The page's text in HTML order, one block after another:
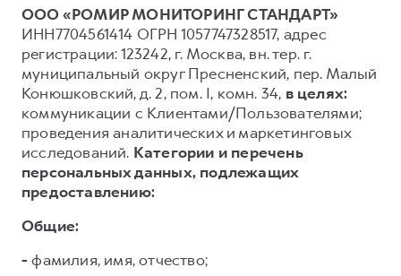
ООО «РОМИР МОНИТОРИНГ СТАНДАРТ»
ИНН7704561414 ОГРН 1057747328517, адрес
регистрации: 123242, г. Москва, вн. тер. г.
муниципальный округ Пресненский, пер. Малый
Конюшковский, д. 2, пом. I, комн. 34, в целях:
коммуникации с Клиентами/Пользователями;
проведения аналитических и маркетинговых
исследований. Категории и перечень
персональных данных, подлежащих
предоставлению:
Общие:
- фамилия, имя, отчество;